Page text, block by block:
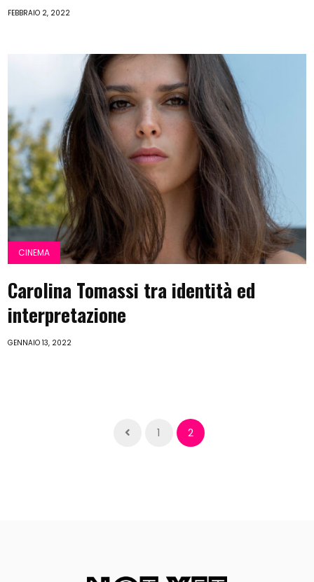
FEBBRAIO 2, 2022
CINEMA
Carolina Tomassi tra identità ed
interpretazione
GENNAIO 13, 2022
1 2